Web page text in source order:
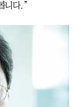
니다.”